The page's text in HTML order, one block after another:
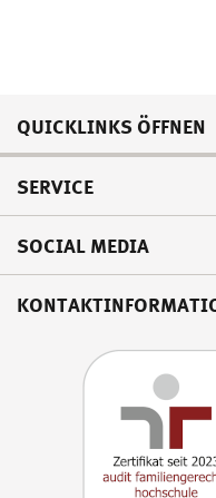
QUICKLINKS ÖFFNEN
SERVICE
SOCIAL MEDIA